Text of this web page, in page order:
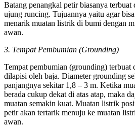
Batang penangkal petir biasanya terbuat
ujung runcing. Tujuannya yaitu agar
menarik muatan listrik di bumi dengan
awan.
3. Tempat Pembumian (Grounding)
Tempat pembumian (grounding) terbuat
dilapisi oleh baja. Diameter grounding
panjangnya sekitar 1,8 – 3 m. Ketika
berada cukup dekat di atas atap, maka
muatan semakin kuat. Muatan listrik
petir akan tertarik menuju ke muatan
awan.